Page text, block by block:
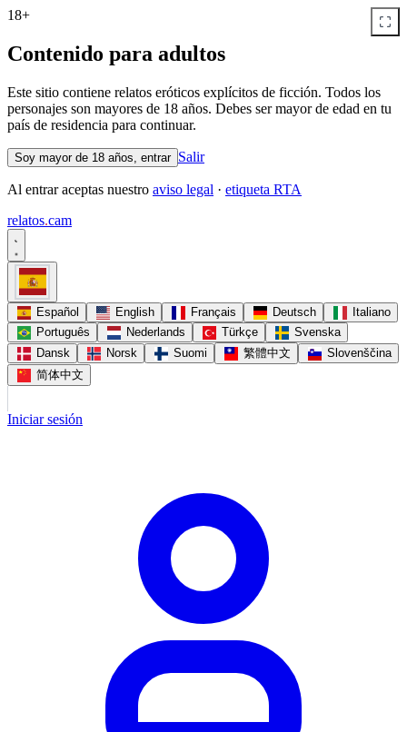
18+
Contenido para adultos
Este sitio contiene relatos eróticos explícitos de ficción. Todos los
personajes son mayores de 18 años. Debes ser mayor de edad en tu
país de residencia para continuar.
Soy mayor de 18 años, entrar Salir
Al entrar aceptas nuestro aviso legal · etiqueta RTA
relatos.cam
Español English Français Deutsch
Italiano
Português
Nederlands Türkçe
Svenska
Dansk
Norsk Suomi 繁體中文
Slovenščina
简体中文
Iniciar sesión